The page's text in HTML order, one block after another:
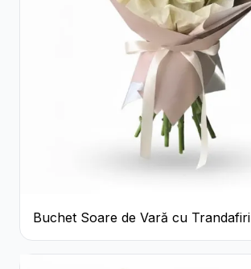
Buchet Soare de Vară cu Trandafiri
Galbeni și Crizanteme Albe